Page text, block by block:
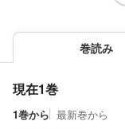
巻読み
現在1巻
1巻から 最新巻から